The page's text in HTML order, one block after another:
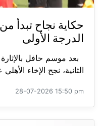
حكاية نجاح
الدرجة الأولى
بعد موسم حافل
الثانية، نجح الإخاء
28-07-2026 15:50 pm